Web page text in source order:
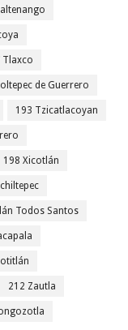
Tlaxco
de Guerrero
193 Tzicatlacoyan
198 Xicotlán
Todos Santos
212 Zautla